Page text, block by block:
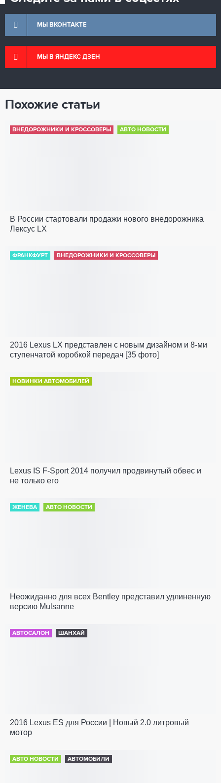
МЫ ВКОНТАКТЕ
МЫ В ЯНДЕКС ДЗЕН
Похожие статьи
ВНЕДОРОЖНИКИ И КРОССОВЕРЫ АВТО НОВОСТИ
В России стартовали продажи нового внедорожника
Лексус LX
ФРАНКФУРТ ВНЕДОРОЖНИКИ И КРОССОВЕРЫ
2016 Lexus LX представлен с новым дизайном и 8-ми
ступенчатой коробкой передач [35 фото]
НОВИНКИ АВТОМОБИЛЕЙ
Lexus IS F-Sport 2014 получил продвинутый обвес и
не только его
ЖЕНЕВА АВТО НОВОСТИ
Неожиданно для всех Bentley представил удлиненную
версию Mulsanne
АВТОСАЛОН ШАНХАЙ
2016 Lexus ES для России | Новый 2.0 литровый
мотор
АВТО НОВОСТИ АВТОМОБИЛИ